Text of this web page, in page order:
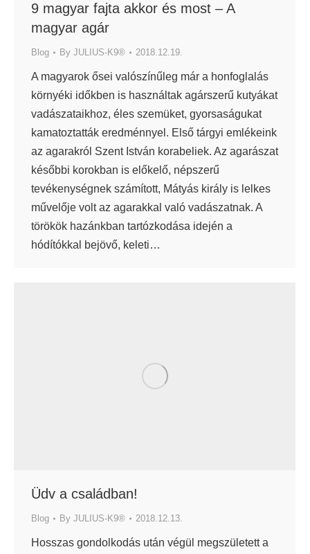
9 magyar fajta akkor és most – A
magyar agár
Blog By JULIUS-K9® 2018.12.19.
A magyarok ősei valószínűleg már a honfoglalás
környéki időkben is használtak agárszerű kutyákat
vadászataikhoz, éles szemüket, gyorsaságukat
kamatoztatták eredménnyel. Első tárgyi emlékeink
az agarakról Szent István korabeliek. Az agarászat
későbbi korokban is előkelő, népszerű
tevékenységnek számított, Mátyás király is lelkes
művelője volt az agarakkal való vadászatnak. A
törökök hazánkban tartózkodása idején a
hódítókkal bejövő, keleti…
Üdv a családban!
Blog By JULIUS-K9® 2018.12.13.
Hosszas gondolkodás után végül megszületett a